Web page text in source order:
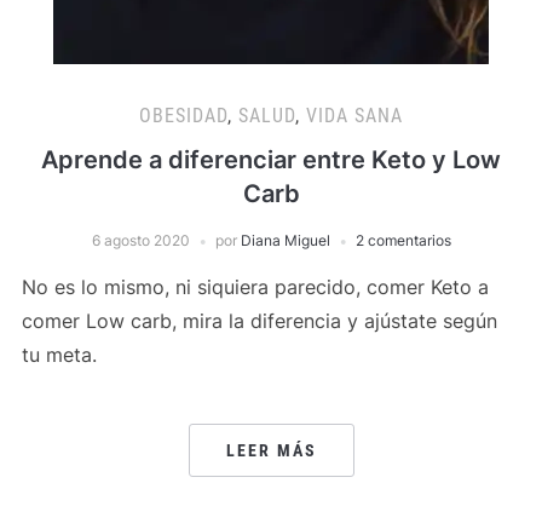
OBESIDAD, SALUD, VIDA SANA
Aprende a diferenciar entre Keto y Low
Carb
6 agosto 2020 por Diana Miguel 2 comentarios
No es lo mismo, ni siquiera parecido, comer Keto a
comer Low carb, mira la diferencia y ajústate según
tu meta.
LEER MÁS